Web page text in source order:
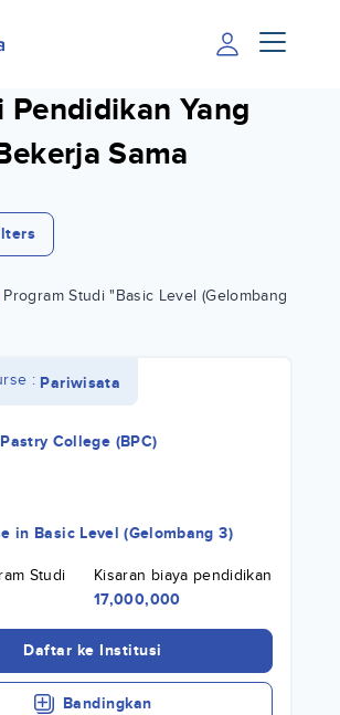
Pendidikan Yang
Sama
Program Studi "Basic Level (Gelombang
: Pariwisata
College (BPC)
in Basic Level (Gelombang 3)
Studi
Kisaran biaya pendidikan
17,000,000
Daftar ke Institusi
Bandingkan